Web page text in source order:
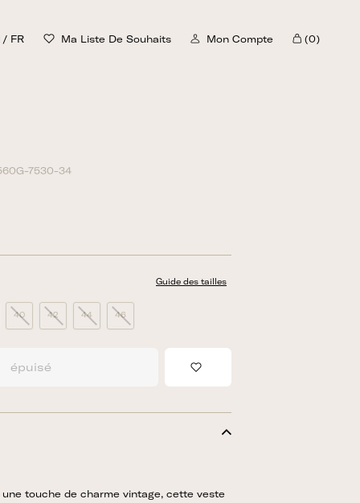
/ FR Ma Liste De Souhaits Mon Compte (0)
Chariot
7530-34
Guide des tailles
40 42 44 46
épuisé Ajouter à la liste de
touche de charme vintage, cette veste